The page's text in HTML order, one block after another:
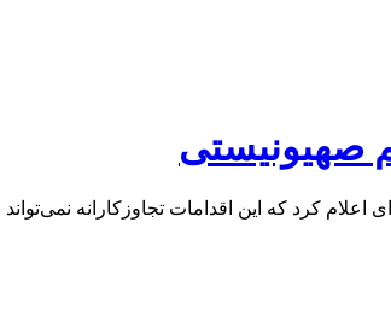
صهیونیستی
کرد که این اقدامات تجاوزکارانه